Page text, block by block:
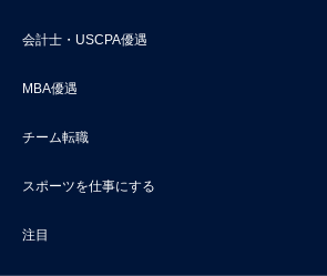
会計士・USCPA優遇
MBA優遇
チーム転職
スポーツを仕事にする
注目